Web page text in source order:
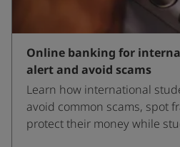
Online banking for
alert and avoid scams
Learn how international
avoid common scams, spot
protect their money while